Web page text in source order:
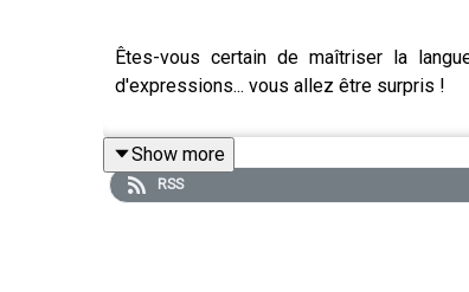
Êtes-vous certain de maîtriser la
d'expressions... vous allez être surpris !
Show more
RSS